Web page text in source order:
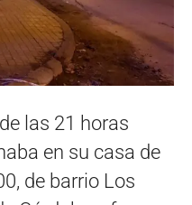
las 21 horas
en su casa de
de barrio Los